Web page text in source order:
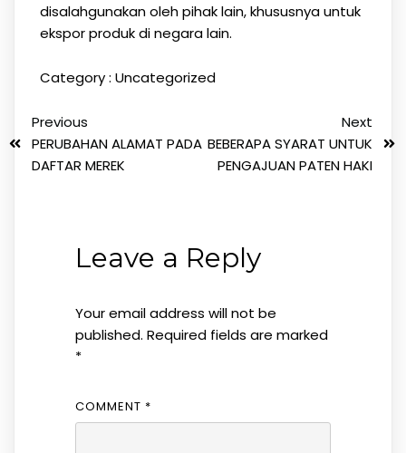
disalahgunakan oleh pihak lain, khususnya untuk
ekspor produk di negara lain.
Category : Uncategorized
Previous
PERUBAHAN ALAMAT PADA
DAFTAR MEREK
Next
BEBERAPA SYARAT UNTUK
PENGAJUAN PATEN HAKI
Leave a Reply
Your email address will not be
published. Required fields are marked
*
COMMENT *